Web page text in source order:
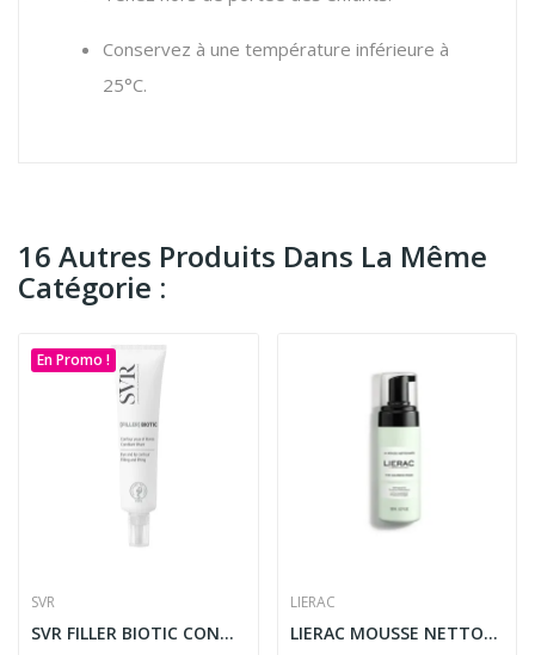
Conservez à une température inférieure à
25°C.
16 Autres Produits Dans La Même
Catégorie :
En Promo !
SVR
SVR FILLER BIOTIC CONTOUR YEUX ET LEVRES...
LIERAC
LIERAC MOUSSE NETTOYANTE 150ML